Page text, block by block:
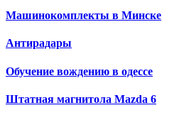
Машинокомплекты в Минске
Антирадары
Обучение вождению в одессе
Штатная магнитола Mazda 6